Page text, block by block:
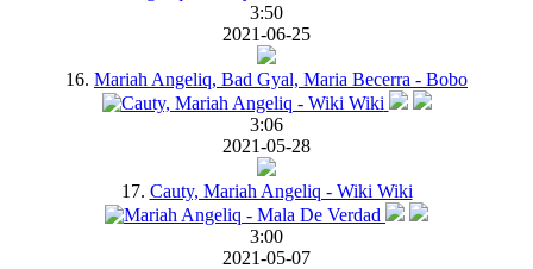
3:50
2021-06-25
16. Mariah Angeliq, Bad Gyal, Maria Becerra - Bobo
3:06
2021-05-28
17. Cauty, Mariah Angeliq - Wiki Wiki
3:00
2021-05-07